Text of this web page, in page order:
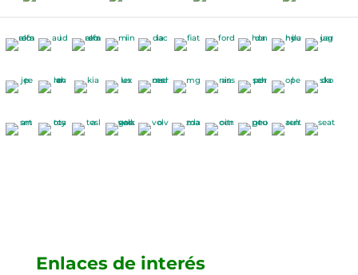
Enlaces de interés